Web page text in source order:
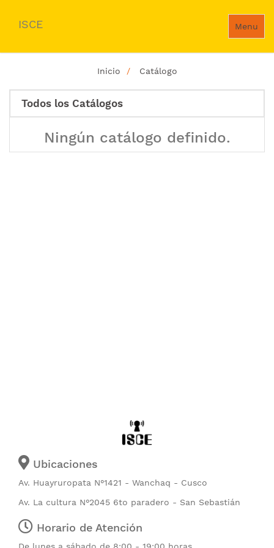
Menu
ISCE
Inicio Catálogo
Todos los Catálogos
Ningún catálogo definido.
Ubicaciones
Av. Huayruropata N°1421 - Wanchaq - Cusco
Av. La cultura N°2045 6to paradero - San Sebastián
Horario de Atención